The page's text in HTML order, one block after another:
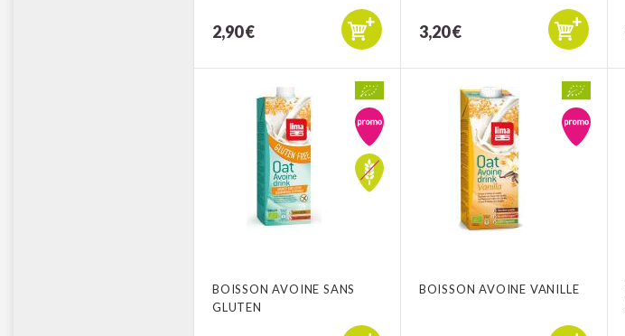
2,90 € 3,20 €
BOISSON AVOINE SANS
GLUTEN
BOISSON AVOINE VANILLE